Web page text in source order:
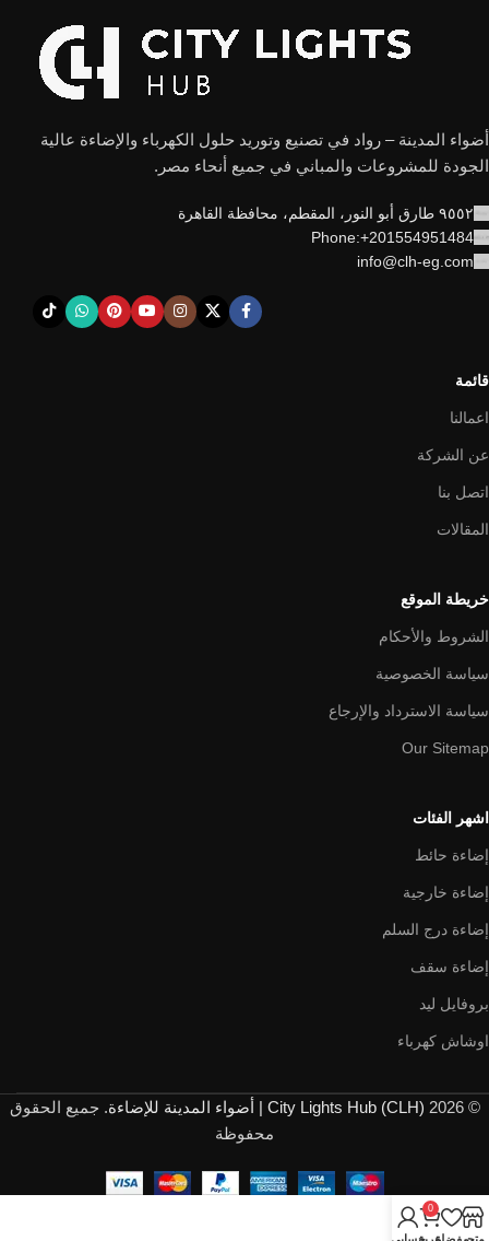
أضواء المدينة – رواد في تصنيع وتوريد حلول الكهرباء والإضاءة عالية
الجودة للمشروعات والمباني في جميع أنحاء مصر.
٩٥٥٢ طارق أبو النور، المقطم، محافظة القاهرة
Phone:+201554951484
info@clh-eg.com
قائمة
اعمالنا
عن الشركة
اتصل بنا
المقالات
خريطة الموقع
الشروط والأحكام
سياسة الخصوصية
سياسة الاسترداد والإرجاع
Our Sitemap
اشهر الفئات
إضاءة حائط
إضاءة خارجية
إضاءة درج السلم
إضاءة سقف
بروفايل ليد
اوشاش كهرباء
© 2026 City Lights Hub (CLH) | أضواء المدينة للإضاءة
. جميع الحقوق
محفوظة
0